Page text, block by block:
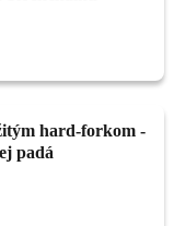
hard-forkom -
padá